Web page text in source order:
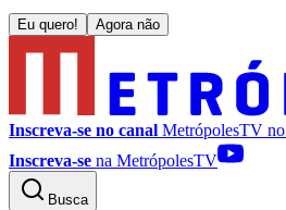
Eu quero! Agora não
Inscreva-se no canal MetrópolesTV no
Inscreva-se na MetrópolesTV
Busca